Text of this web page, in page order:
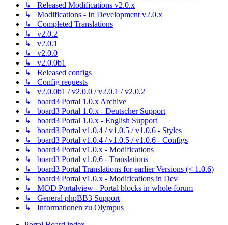
↳ Released Modifications v2.0.x
↳ Modifications - In Development v2.0.x
↳ Completed Translations
↳ v2.0.2
↳ v2.0.1
↳ v2.0.0
↳ v2.0.0b1
↳ Released configs
↳ Config requests
↳ v2.0.0b1 / v2.0.0 / v2.0.1 / v2.0.2
↳ board3 Portal 1.0.x Archive
↳ board3 Portal 1.0.x - Deutscher Support
↳ board3 Portal 1.0.x - English Support
↳ board3 Portal v1.0.4 / v1.0.5 / v1.0.6 - Styles
↳ board3 Portal v1.0.4 / v1.0.5 / v1.0.6 - Configs
↳ board3 Portal v1.0.x - Modifications
↳ board3 Portal v1.0.6 - Translations
↳ board3 Portal Translations for earlier Versions (< 1.0.6)
↳ board3 Portal v1.0.x - Modifications in Dev
↳ MOD Portalview - Portal blocks in whole forum
↳ General phpBB3 Support
↳ Informationen zu Olympus